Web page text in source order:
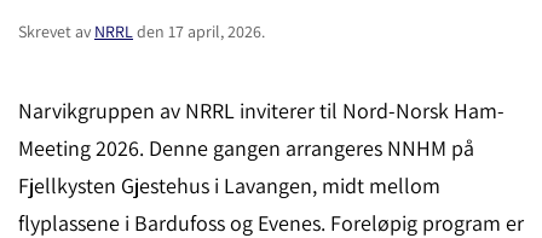
Skrevet av NRRLden 17 april, 2026.
Narvikgruppen av NRRL inviterer til Nord-Norsk Ham-
Meeting 2026. Denne gangen arrangeres NNHM på
Fjellkysten Gjestehus i Lavangen, midt mellom
flyplassene i Bardufoss og Evenes. Foreløpig program er